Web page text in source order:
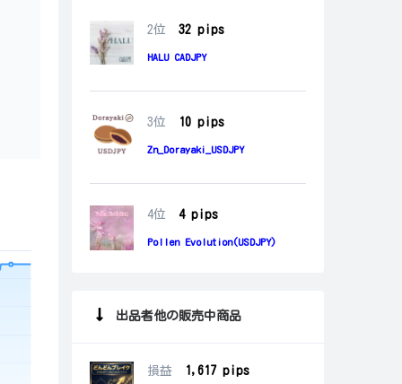
2位 32 pips
HALU CADJPY
3位 10 pips
Zn_Dorayaki_USDJPY
4位 4 pips
Pollen Evolution(USDJPY)
出品者他の販売中商品
損益 1,617 pips